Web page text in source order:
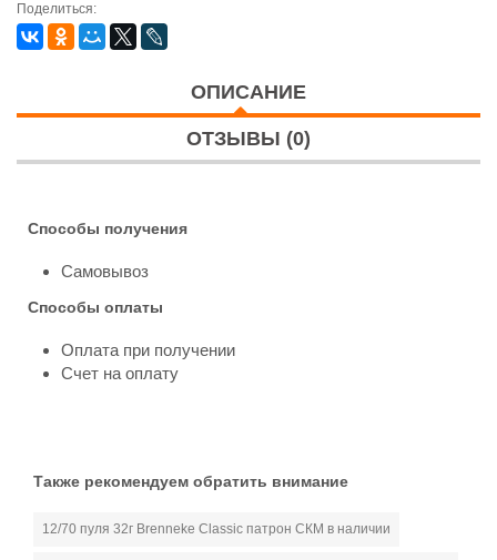
Поделиться:
ОПИСАНИЕ
ОТЗЫВЫ (0)
Способы получения
Самовывоз
Способы оплаты
Оплата при получении
Счет на оплату
Также рекомендуем обратить внимание
12/70 пуля 32г Brenneke Classic патрон СКМ в наличии